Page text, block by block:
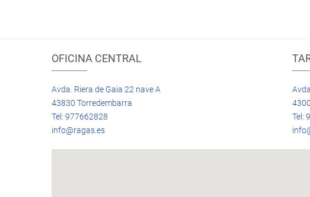
OFICINA CENTRAL
Avda. Riera de Gaia 22 nave A
43830 Torredembarra
Tel: 977662828
info@ragas.es
Tel: